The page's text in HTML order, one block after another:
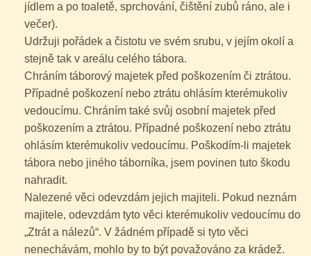
jídlem a po toaletě, sprchování, čištění zubů ráno, ale i
večer).
Udržuji pořádek a čistotu ve svém srubu, v jejím okolí a
stejně tak v areálu celého tábora.
Chráním táborový majetek před poškozením či ztrátou.
Případné poškození nebo ztrátu ohlásím kterémukoliv
vedoucímu. Chráním také svůj osobní majetek před
poškozením a ztrátou. Případné poškození nebo ztrátu
ohlásím kterémukoliv vedoucímu. Poškodím-li majetek
tábora nebo jiného táborníka, jsem povinen tuto škodu
nahradit.
Nalezené věci odevzdám jejich majiteli. Pokud neznám
majitele, odevzdám tyto věci kterémukoliv vedoucímu do
„Ztrát a nálezů“. V žádném případě si tyto věci
nenechávám, mohlo by to být považováno za krádež.